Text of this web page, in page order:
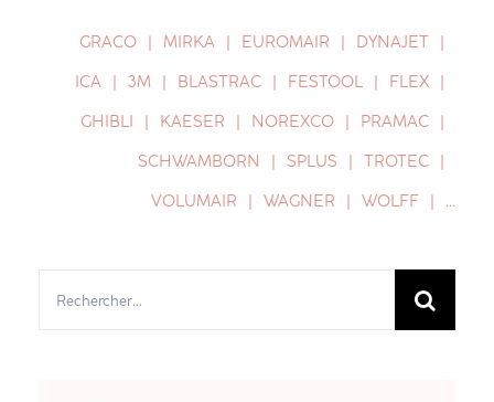
GRACO MIRKA EUROMAIR
DYNAJET
ICA
3M BLASTRAC FESTOOL
FLEX
GHIBLI
KAESER NOREXCO
PRAMAC
SCHWAMBORN
SPLUS
TROTEC
VOLUMAIR
WAGNER WOLFF …